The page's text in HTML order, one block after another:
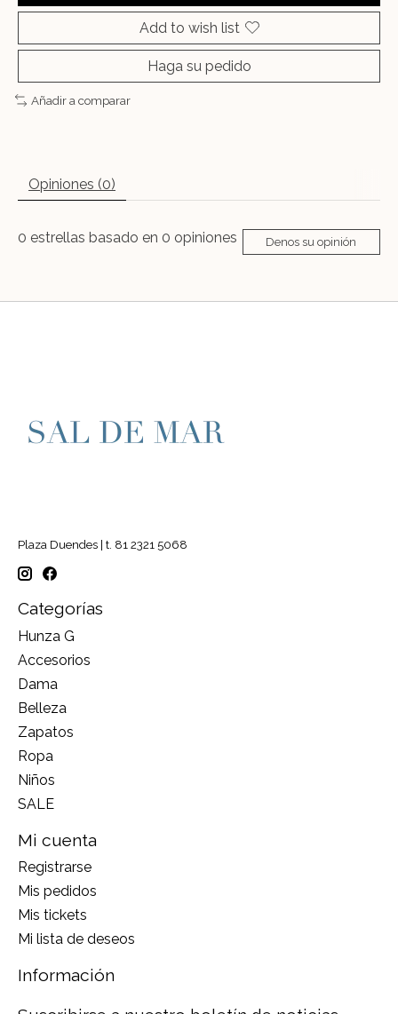
Add to wish list
Haga su pedido
Añadir a comparar
Opiniones (0)
0 estrellas basado en 0 opiniones Denos su opinión
Plaza Duendes | t. 81 2321 5068
Categorías
Hunza G
Accesorios
Dama
Belleza
Zapatos
Ropa
Niños
SALE
Mi cuenta
Registrarse
Mis pedidos
Mis tickets
Mi lista de deseos
Información